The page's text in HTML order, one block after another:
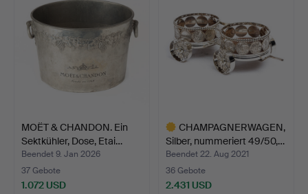
MOËT & CHANDON. Ein
Sektkühler, Dose, Etai…
Beendet 9. Jan 2026
37 Gebote
1.072 USD
CHAMPAGNERWAGEN,
Silber, nummeriert 49/50,…
Beendet 22. Aug 2021
36 Gebote
2.431 USD